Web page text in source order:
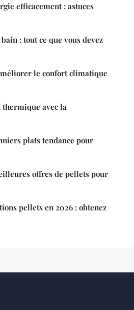
efficacement : astuces
: tout ce que vous devez
le confort climatique
avec la
plats tendance pour
offres de pellets pour
pellets en 2026 : obtenez